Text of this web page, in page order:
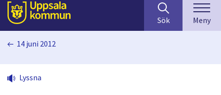
Till sidans
huvudinnehåll
efter
innehåll
på
Sök Meny
14 juni 2012
Lyssna